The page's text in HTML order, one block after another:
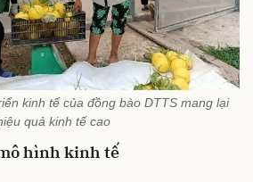
kinh tế của đồng bào DTTS mang lại
quả kinh tế cao
hình kinh tế